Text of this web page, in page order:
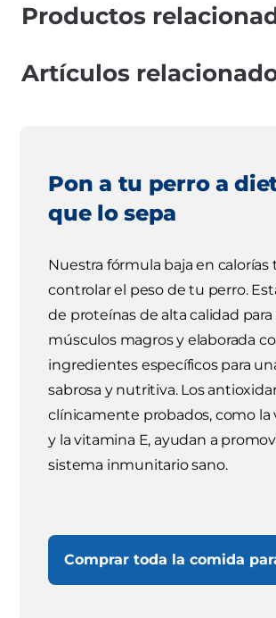
Productos
Artículos
Pon a tu perro a
que lo sepa
Nuestra fórmula baja en calorías
controlar el peso de tu perro.
de proteínas de alta calidad para
músculos magros y elaborada
ingredientes específicos para
sabrosa y nutritiva. Los
clínicamente probados, como la
y la vitamina E, ayudan a
sistema inmunitario sano.
Comprar toda la comida